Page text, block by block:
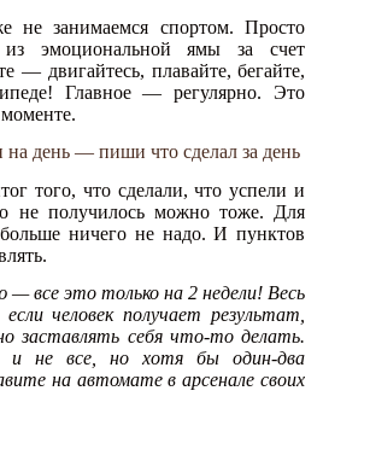
не занимаемся спортом. Просто
из эмоциональной ямы за счет
— двигайтесь, плавайте, бегайте,
Главное — регулярно. Это
на день — пиши что сделал за день
того, что сделали, что успели и
не получилось можно тоже. Для
ничего не надо. И пунктов
— все это только на 2 недели! Весь
человек получает результат,
заставлять себя что-то делать.
и не все, но хотя бы один-два
на автомате в арсенале своих